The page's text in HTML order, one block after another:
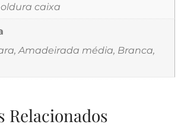
caixa
Amadeirada média, Branca,
Relacionados